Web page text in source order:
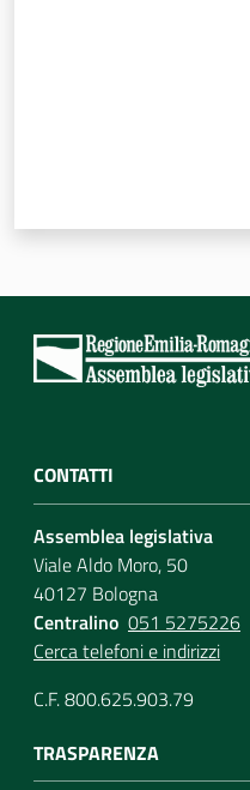
CONTATTI
Assemblea legislativa
Viale Aldo Moro, 50
40127 Bologna
Centralino 051 5275226
Cerca telefoni e indirizzi
C.F. 800.625.903.79
TRASPARENZA